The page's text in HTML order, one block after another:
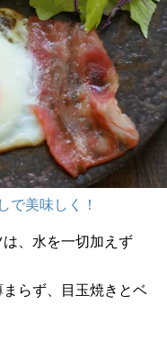
で美味しく！
、水を一切加えず
らず、目玉焼きとベ